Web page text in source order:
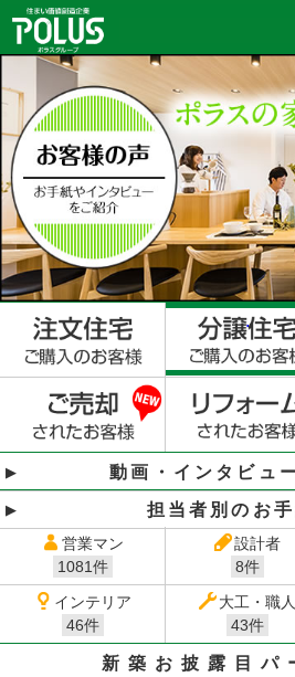
動画・インタビュ
担当者別のお
営業マン
1081件
設計者
8件
インテリア
46件
大工・職人
43件
新築お披露目パ